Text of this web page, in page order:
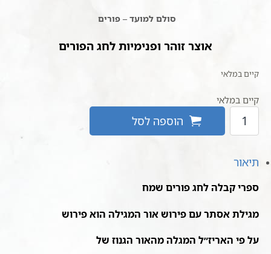
סולם למועד – פורים
אוצר זוהר ופנימיות לחג הפורים
קיים במלאי
קיים במלאי
כמות
סט
קבלה
הוספה לסל
תיאור
ספרי קבלה לחג פורים שמח
מגילת אסתר עם פירוש אור המגילה הוא פירוש
על פי האריז״ל המגלה מהאור הגנוז של